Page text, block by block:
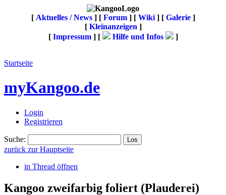
[ Aktuelles / News] [ Forum] [ Wiki] [ Galerie]
[ Kleinanzeigen ]
[ Impressum] [ Hilfe und Infos ]
Startseite
myKangoo.de
Login
Registrieren
Suche:
zurück zur Hauptseite
in Thread öffnen
Kangoo zweifarbig foliert (Plauderei)